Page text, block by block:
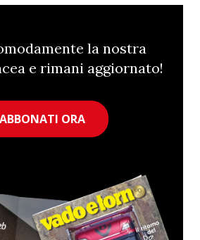
la nostra
e rimani aggiornato!
ABBONATI ORA